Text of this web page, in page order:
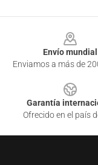
Envío mundial
Enviamos a más de
Garantía
Ofrecido en el país